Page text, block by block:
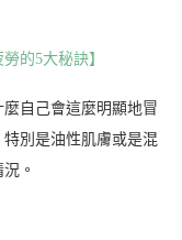
的5大秘訣】
自己會這麼明顯地冒
別是油性肌膚或是混
。